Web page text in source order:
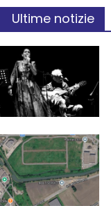
Ultime notizie